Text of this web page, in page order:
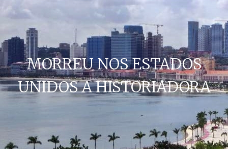
MORREU NOS ESTADOS
UNIDOS A HISTORIADORA